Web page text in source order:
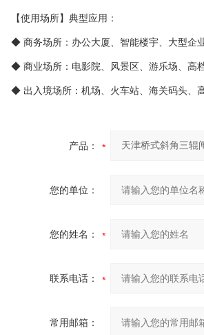
【使用场所】典型应用：
◆ 商务场所：办公大厦、智能楼宇、大型企
◆ 商业场所：电影院、风景区、游乐场、高
◆ 出入境场所：机场、火车站、海关码头、
产品：
您的单位：
您的姓名：
联系电话：
常用邮箱：